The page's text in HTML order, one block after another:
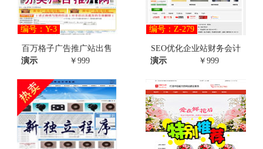
编号：Y-3
百万格子广告推广站出售
演示
￥999
编号：Z-279
SEO优化企业站财务会计
演示
￥999